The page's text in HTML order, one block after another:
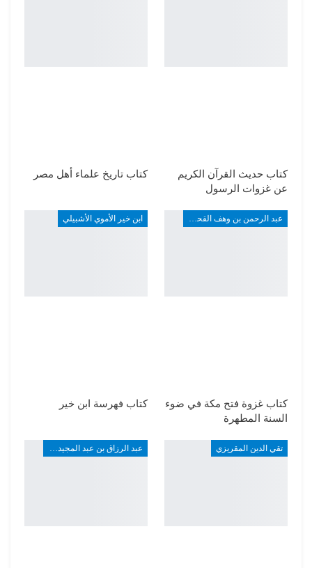
كتاب حديث القرآن الكريم
عن غزوات الرسول
كتاب تاريخ علماء أهل مصر
عبد الرحمن بن وهف القحطاني
كتاب غزوة فتح مكة في ضوء
السنة المطهرة
ابن خير الأموي الأشبيلي
كتاب فهرسة ابن خير
تقي الدين المقريزي عبد الرزاق بن عبد المجيد ألارو